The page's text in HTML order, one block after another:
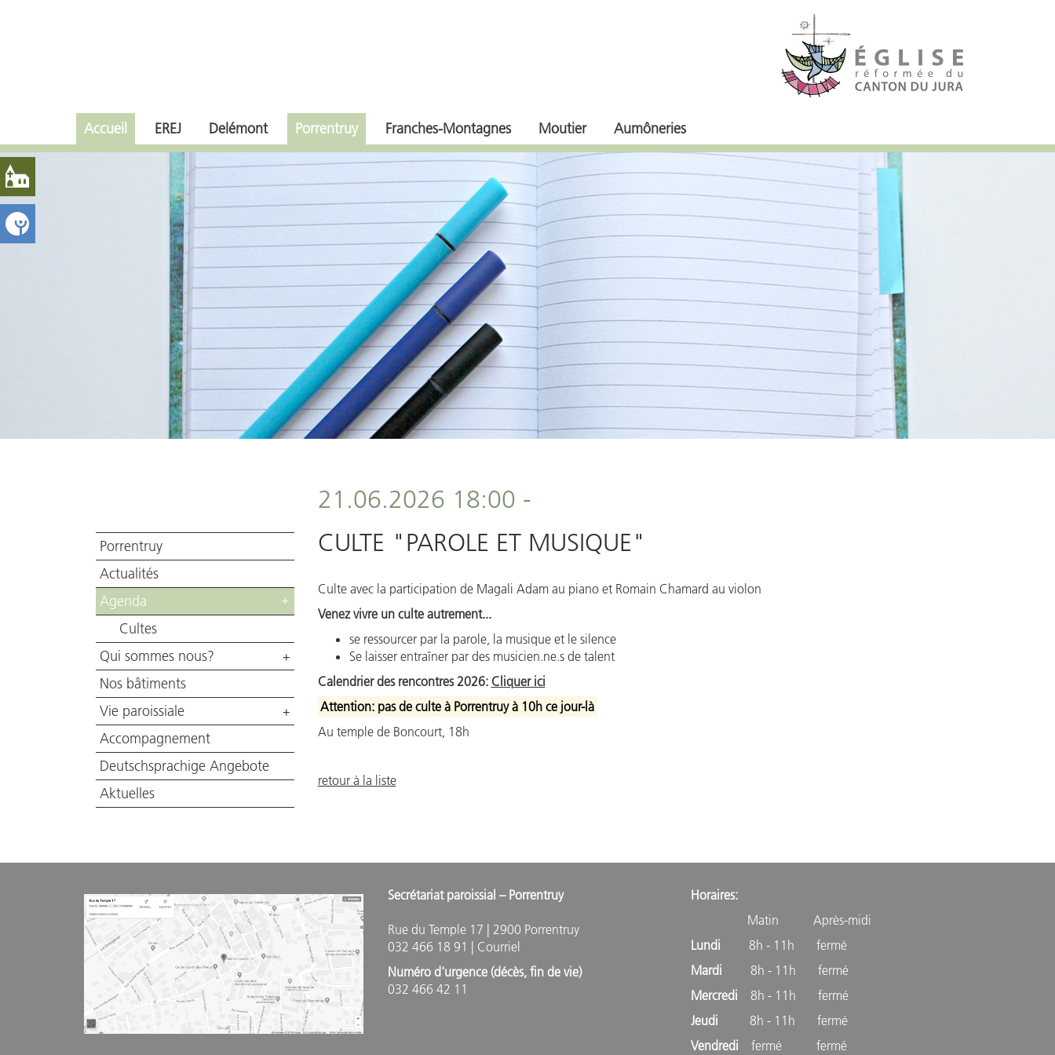
Accueil EREJ Delémont Porrentruy Franches-Montagnes Moutier Aumôneries
Porrentruy
Actualités
Agenda
Cultes
+
Qui sommes nous? +
Nos bâtiments
Vie paroissiale
+
Accompagnement
Deutschsprachige Angebote
Aktuelles
21.06.2026 18:00 -
CULTE "PAROLE ET MUSIQUE"
Culte avec la participation de Magali Adam au piano et Romain Chamard au violon
Venez vivre un culte autrement...
se ressourcer par la parole, la musique et le silence
Se laisser entraîner par des musicien.ne.s de talent
Calendrier des rencontres 2026: Cliquer ici
Attention: pas de culte à Porrentruy à 10h ce jour-là
Au temple de Boncourt, 18h
retour à la liste
Secrétariat paroissial – Porrentruy
Rue du Temple 17 | 2900 Porrentruy
032 466 18 91 | Courriel
Numéro d'urgence (décès, fin de vie)
032 466 42 11
Horaires:
Matin Après-midi
Lundi
8h - 11h fermé
Mardi
8h - 11h fermé
Mercredi
8h - 11h fermé
Jeudi
8h - 11h fermé
Vendredifermé fermé